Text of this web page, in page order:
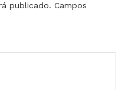
publicado. Campos